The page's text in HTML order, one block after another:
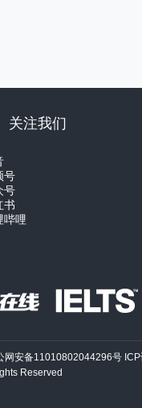
关注我们
号
号
书
哔哩
网安备11010802044296号
Reserved